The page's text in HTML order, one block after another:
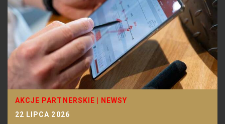
AKCJE PARTNERSKIE
NEWSY
22 LIPCA 2026